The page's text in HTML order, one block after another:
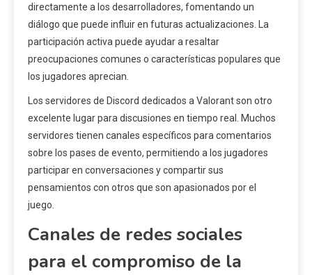
directamente a los desarrolladores, fomentando un
diálogo que puede influir en futuras actualizaciones. La
participación activa puede ayudar a resaltar
preocupaciones comunes o características populares que
los jugadores aprecian.
Los servidores de Discord dedicados a Valorant son otro
excelente lugar para discusiones en tiempo real. Muchos
servidores tienen canales específicos para comentarios
sobre los pases de evento, permitiendo a los jugadores
participar en conversaciones y compartir sus
pensamientos con otros que son apasionados por el
juego.
Canales de redes sociales
para el compromiso de la